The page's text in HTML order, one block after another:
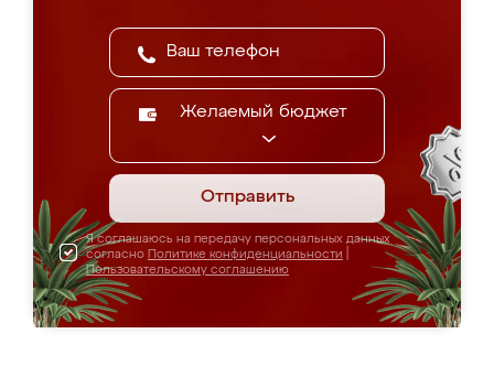
Желаемый бюджет
Отправить
Я соглашаюсь на передачу персональных данных
согласно Политике конфиденциальности
Пользовательскому соглашению